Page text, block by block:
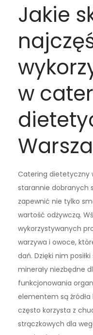
Jakie
w
Catering dietetyczny
starannie dobranych
zapewnić nie tylko
wartość odżywczą.
wykorzystywanych
warzywa i owoce,
dań. Dzięki nim
minerały niezbędne
funkcjonowania
elementem są
często korzysta z
strączkowych dla